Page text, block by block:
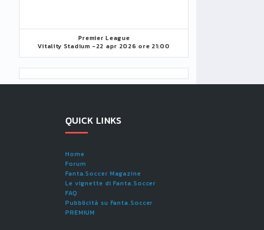
Premier League
Vitality Stadium -22 apr 2026 ore 21:00
QUICK LINKS
Home
Forum
Fanta.Soccer Magazine
Le vignette di Fanta.Soccer
FAQ
Pubblicità su Fanta.Soccer
PREMIUM